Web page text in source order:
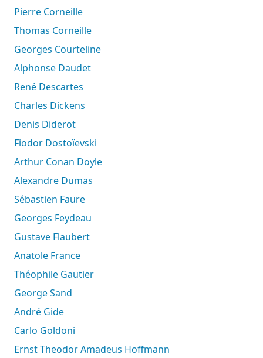
Pierre Corneille
Thomas Corneille
Georges Courteline
Alphonse Daudet
René Descartes
Charles Dickens
Denis Diderot
Fiodor Dostoïevski
Arthur Conan Doyle
Alexandre Dumas
Sébastien Faure
Georges Feydeau
Gustave Flaubert
Anatole France
Théophile Gautier
George Sand
André Gide
Carlo Goldoni
Ernst Theodor Amadeus Hoffmann